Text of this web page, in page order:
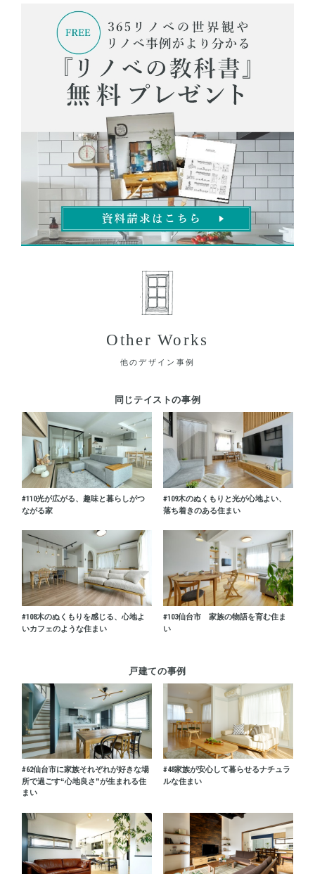
Other Works
他のデザイン事例
同じテイストの事例
#110光が広がる、趣味と暮らしがつ
ながる家
#109木のぬくもりと光が心地よい、
落ち着きのある住まい
#108木のぬくもりを感じる、心地よ
いカフェのような住まい
#103仙台市 家族の物語を育む住ま
い
戸建ての事例
#62仙台市に家族それぞれが好きな場
所で過ごす“心地良さ”が生まれる住
まい
#48家族が安心して暮らせるナチュラ
ルな住まい